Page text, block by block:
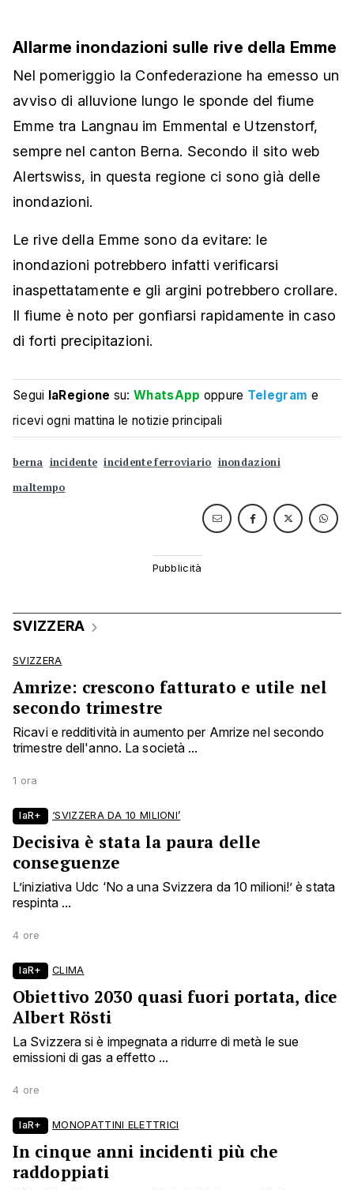
Allarme inondazioni sulle rive della Emme
Nel pomeriggio la Confederazione ha emesso un
avviso di alluvione lungo le sponde del fiume
Emme tra Langnau im Emmental e Utzenstorf,
sempre nel canton Berna. Secondo il sito web
Alertswiss, in questa regione ci sono già delle
inondazioni.
Le rive della Emme sono da evitare: le
inondazioni potrebbero infatti verificarsi
inaspettatamente e gli argini potrebbero crollare.
Il fiume è noto per gonfiarsi rapidamente in caso
di forti precipitazioni.
Segui laRegione su:WhatsApp oppure Telegram e
ricevi ogni mattina le notizie principali
berna incidente incidente ferroviario inondazioni
maltempo
SVIZZERA
SVIZZERA
Amrize: crescono fatturato e utile nel
secondo trimestre
Ricavi e redditività in aumento per Amrize nel secondo
trimestre dell'anno. La società ...
1 ora
laR+ ‘SVIZZERA DA 10 MILIONI’
Decisiva è stata la paura delle
conseguenze
L’iniziativa Udc ‘No a una Svizzera da 10 milioni!’ è stata
respinta ...
4 ore
laR+ CLIMA
Obiettivo 2030 quasi fuori portata, dice
Albert Rösti
La Svizzera si è impegnata a ridurre di metà le sue
emissioni di gas a effetto ...
4 ore
laR+ MONOPATTINI ELETTRICI
In cinque anni incidenti più che
raddoppiati